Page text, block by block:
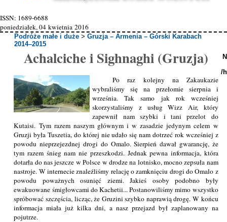
ISSN: 1689-6688
poniedziałek, 04 kwietnia 2016
Podróże małe i duże >Gruzja – Armenia – Górski Karabach
2014–2015
Achalciche i Sighnaghi (Gruzja)
Po raz kolejny na Zakaukazie
wybraliśmy się na przełomie sierpnia i
września. Tak samo jak rok wcześniej
skorzystaliśmy z usług Wizz Air, który
zapewnił nam szybki i tani przelot do
Kutaisi. Tym razem naszym głównym i w zasadzie jedynym celem w
Gruzji była Tuszetia, do której nie udało się nam dotrzeć rok wcześniej z
powodu nieprzejezdnej drogi do Omalo. Sierpień dawał gwarancję, że
tym razem śnieg nam nie przeszkodzi. Jednak pewna informacja, która
dotarła do nas jeszcze w Polsce w drodze na lotnisko, mocno zepsuła nam
nastroje. W internecie znaleźliśmy relację o zamknięciu drogi do Omalo z
powodu poważnych osunięć ziemi. Jakieś osoby podobno były
ewakuowane śmigłowcami do Kachetii... Postanowiliśmy mimo wszystko
spróbować szczęścia, licząc, że Gruzini szybko naprawią drogę. W końcu
informacja miała już kilka dni, a nasz przejazd był zaplanowany na
pojutrze.
/